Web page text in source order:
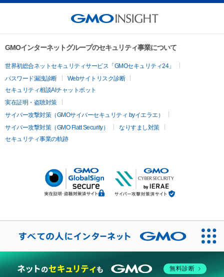
GMOインターネットグループのセキュリティ事業について
世界初総合ネットセキュリティサービス「GMOセキュリティ24」
パスワード漏洩診断
Webサイトリスク診断
セキュリティ相談AIチャットボット
実在証明・盗聴対策
サイバー攻撃対策（GMOサイバーセキュリティ byイエラエ）
サイバー攻撃対策（GMO Flatt Security）
なりすまし対策
セキュリティ事業の軌跡
無料診断